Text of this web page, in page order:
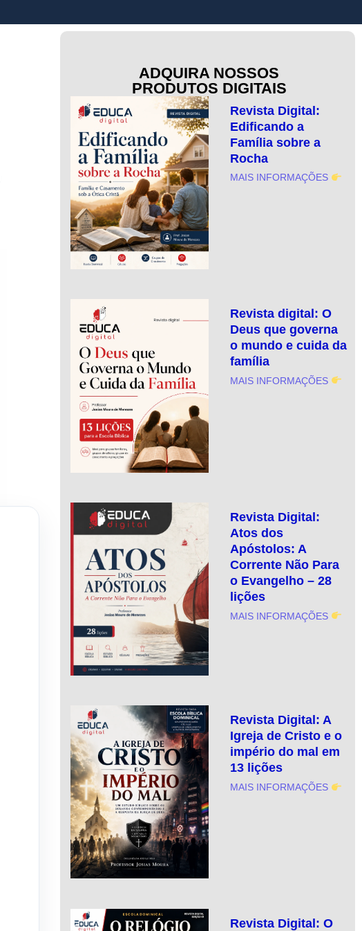
ADQUIRA NOSSOS
PRODUTOS DIGITAIS
Revista Digital:
Edificando a
Família sobre a
Rocha
MAIS INFORMAÇÕES
Revista digital: O
Deus que governa
o mundo e cuida da
família
MAIS INFORMAÇÕES
Revista Digital:
Atos dos
Apóstolos: A
Corrente Não Para
o Evangelho – 28
lições
MAIS INFORMAÇÕES
Revista Digital: A
Igreja de Cristo e o
império do mal em
13 lições
MAIS INFORMAÇÕES
Revista Digital: O